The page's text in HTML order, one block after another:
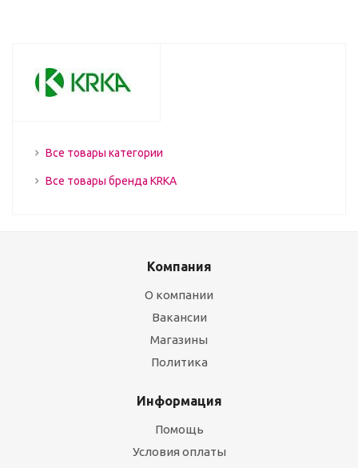
Все товары категории
Все товары бренда KRKA
Компания
О компании
Вакансии
Магазины
Политика
Информация
Помощь
Условия оплаты